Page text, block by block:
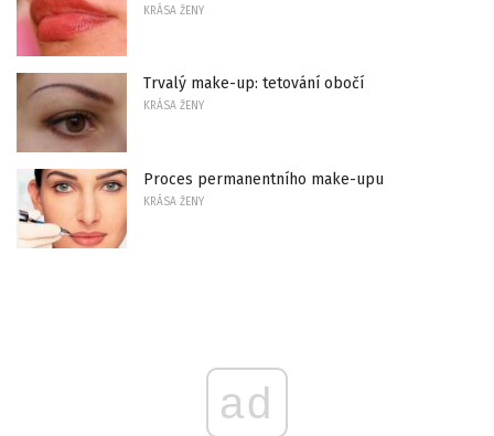
KRÁSA ŽENY
Trvalý make-up: tetování obočí
KRÁSA ŽENY
Proces permanentního make-upu
KRÁSA ŽENY
ad